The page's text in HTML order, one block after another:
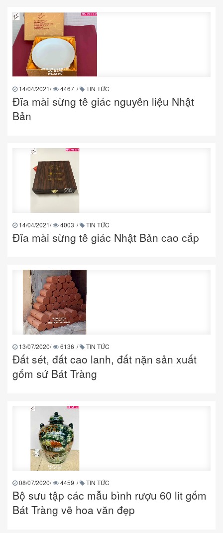
14/04/2021/ 4467 / TIN TỨC
Đĩa mài sừng tê giác nguyên liệu Nhật
Bản
14/04/2021/ 4003 / TIN TỨC
Đĩa mài sừng tê giác Nhật Bản cao cấp
13/07/2020/ 6136 / TIN TỨC
Đất sét, đất cao lanh, đất nặn sản xuất
gốm sứ Bát Tràng
08/07/2020/ 4459 / TIN TỨC
Bộ sưu tập các mẫu bình rượu 60 lit gốm
Bát Tràng vẽ hoa văn đẹp